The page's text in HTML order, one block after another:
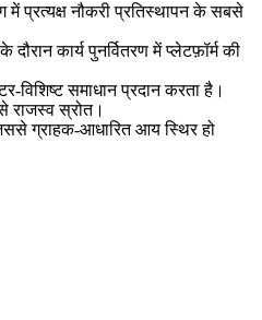
प्रत्यक्ष नौकरी प्रतिस्थापन के सबसे
कार्य पुनर्वितरण में प्लेटफ़ॉर्म की
समाधान प्रदान करता है।
राजस्व स्रोत।
ग्राहक-आधारित आय स्थिर हो